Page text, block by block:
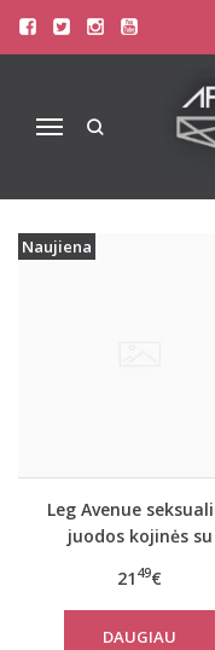
Navigacija
DOVANA JAI !
Apatinis
Naujiena
Leg Avenue
juodos kojinės su
21 49€
DAUGIAU